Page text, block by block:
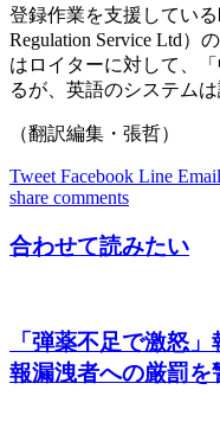
登録作業を支援している
Regulation Service Ltd）
はロイターに対して、
るが、英語のシステム
（翻訳編集・張哲）
Tweet Facebook Line Email
share comments
合わせて読みたい
「弾薬不足で激怒
報漏洩者への厳罰を